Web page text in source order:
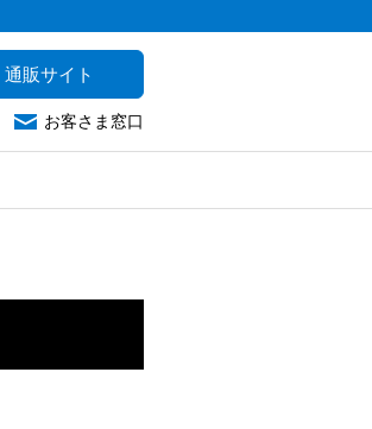
通販サイト
お客さま窓口